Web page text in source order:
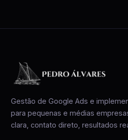
Gestão de Google Ads e
para pequenas e médias
clara, contato direto, resultados